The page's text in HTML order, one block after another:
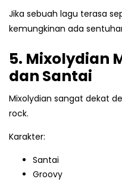
Jika sebuah lagu terasa
kemungkinan ada
5. Mixolydian
dan Santai
Mixolydian sangat dekat
rock.
Karakter:
Santai
Groovy